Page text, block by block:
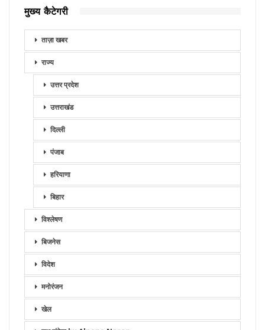
मुख्य कैटेगरी
ताज़ा खबर
राज्य
उत्तर प्रदेश
उत्तराखंड
दिल्ली
पंजाब
हरियाणा
बिहार
विश्लेषण
बिजनेस
विदेश
मनोरंजन
खेल